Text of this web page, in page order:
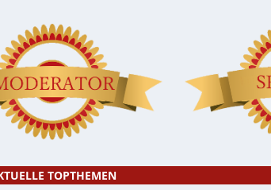
TOPTHEMEN